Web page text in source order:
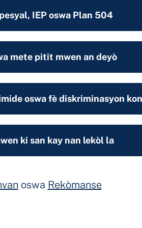
IEP oswa Plan 504
mete pitit mwen an deyò
oswa fè diskriminasyon
ki san kay nan lekòl la
oswa Rekòmanse